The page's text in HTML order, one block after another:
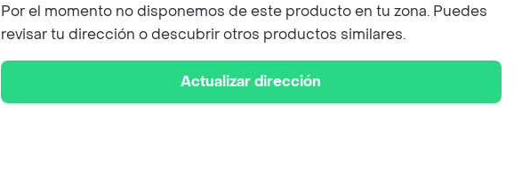
Por el momento no disponemos de este producto en tu zona. Puedes
revisar tu dirección o descubrir otros productos similares.
Actualizar dirección